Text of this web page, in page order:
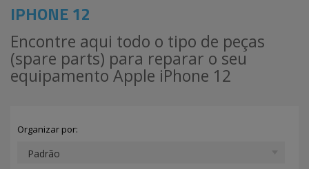
IPHONE 12
Encontre aqui todo o tipo de peças
(spare parts) para reparar o seu
equipamento Apple iPhone 12
Organizar por: